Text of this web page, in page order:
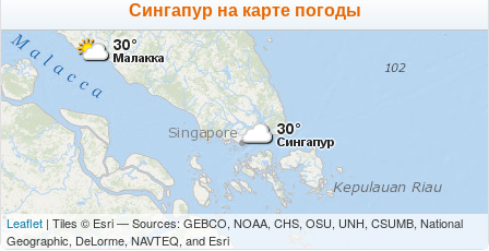
Сингапур на карте погоды
Leaflet | Tiles © Esri — Sources: GEBCO, NOAA, CHS, OSU, UNH, CSUMB, National
Geographic, DeLorme, NAVTEQ, and Esri